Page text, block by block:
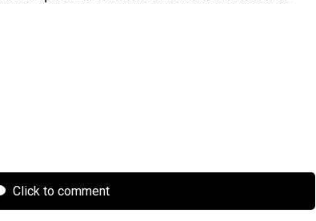
Click to comment